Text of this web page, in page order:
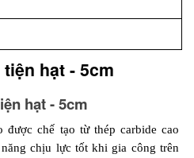
hạt - 5cm
hạt - 5cm
được chế tạo từ thép carbide cao
chịu lực tốt khi gia công trên